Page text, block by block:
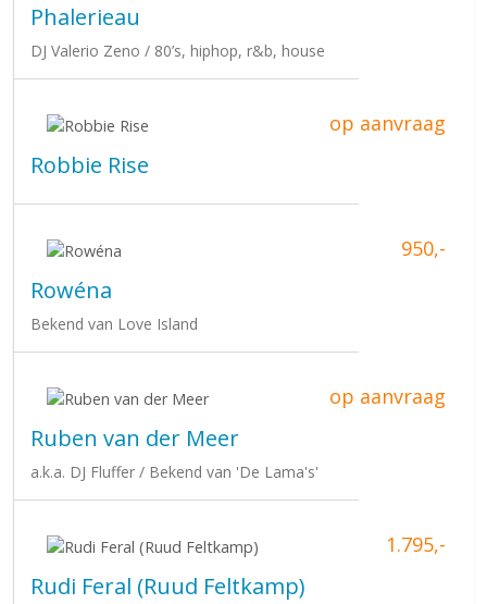
Phalerieau
DJ Valerio Zeno / 80’s, hiphop, r&b, house
Robbie Rise
op aanvraag
Rowéna
Bekend van Love Island
950,-
Ruben van der Meer
a.k.a. DJ Fluffer / Bekend van 'De Lama's'
op aanvraag
Rudi Feral (Ruud Feltkamp)
1.795,-